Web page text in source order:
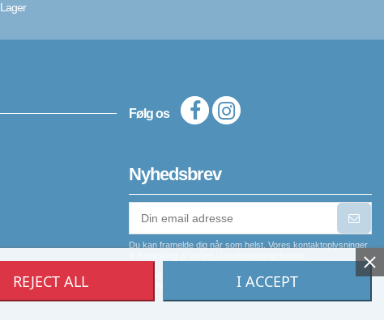
Lager
REJECT ALL I ACCEPT
Følg os
Nyhedsbrev
Du kan framelde dig når som helst. Vores kontaktoplysninger
Jeg er indforstået med, at mine personlige
oplysninger opbevares.